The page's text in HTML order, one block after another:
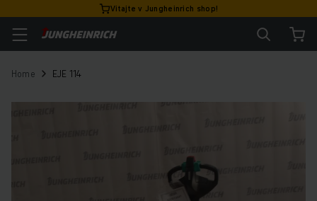
Vitajte v Jungheinrich shop!
Home EJE 114